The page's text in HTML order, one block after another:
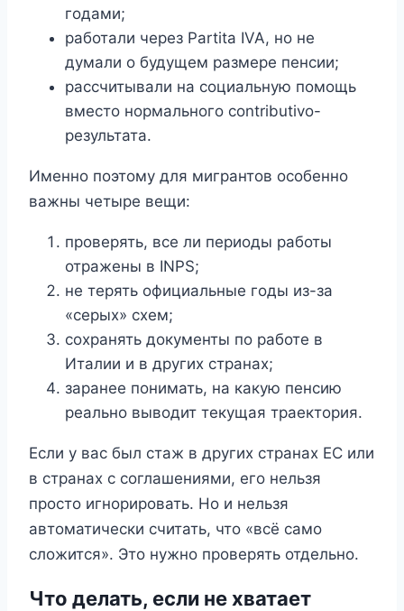
годами;
работали через Partita IVA, но не
думали о будущем размере пенсии;
рассчитывали на социальную помощь
вместо нормального contributivo-
результата.
Именно поэтому для мигрантов особенно
важны четыре вещи:
проверять, все ли периоды работы
отражены в INPS;
не терять официальные годы из-за
«серых» схем;
сохранять документы по работе в
Италии и в других странах;
заранее понимать, на какую пенсию
реально выводит текущая траектория.
Если у вас был стаж в других странах ЕС или
в странах с соглашениями, его нельзя
просто игнорировать. Но и нельзя
автоматически считать, что «всё само
сложится». Это нужно проверять отдельно.
Что делать, если не хватает